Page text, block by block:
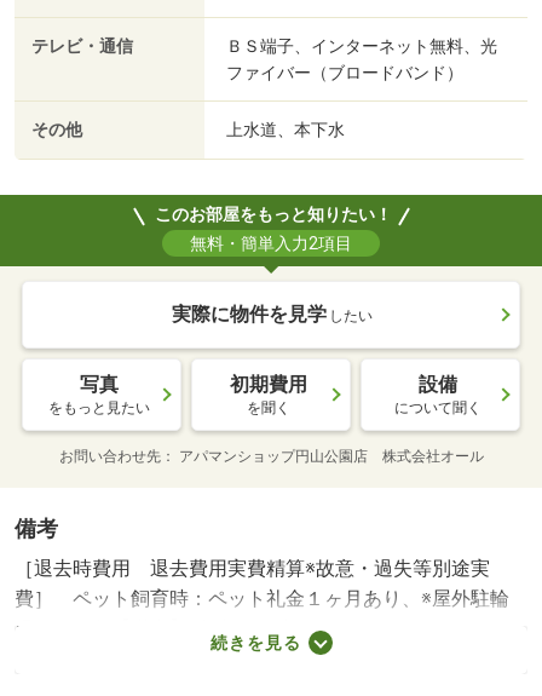
テレビ・通信
ＢＳ端子、インターネット無料、光
ファイバー（ブロードバンド）
その他 上水道、本下水
このお部屋をもっと知りたい！
無料・簡単入力2項目
実際に物件を見学 したい
写真
をもっと見たい
初期費用
を聞く
設備
について聞く
お問い合わせ先 アパマンショップ円山公園店 株式会社オール
備考
［退去時費用 退去費用実費精算※故意・過失等別途実
費］ ペット飼育時：ペット礼金１ヶ月あり、※屋外駐輪
場：登録制【満車】※掲載の写真はイメージとなります。
実際と異なる場合があります。※各部屋・駐車場・駐輪場
続きを見る